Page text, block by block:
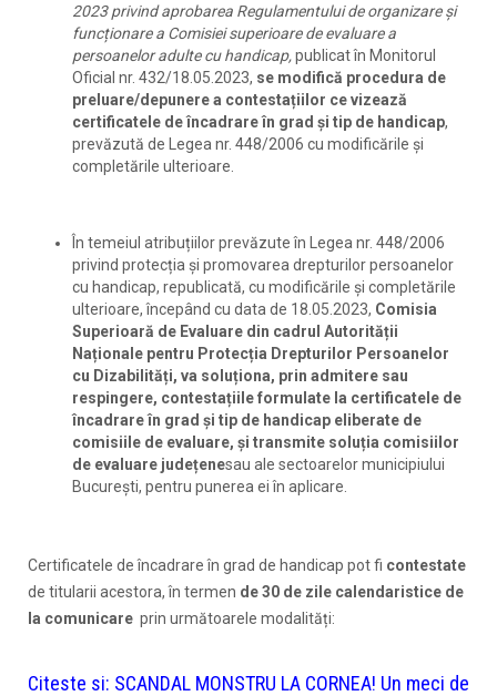
2023 privind aprobarea Regulamentului de organizare și
funcționare a Comisiei superioare de evaluare a
persoanelor adulte cu handicap,publicat în Monitorul
Oficial nr. 432/18.05.2023, se modifică procedura de
preluare/depunere a contestațiilor ce vizează
certificatele de încadrare în grad și tip de handicap,
prevăzută de Legea nr. 448/2006 cu modificările și
completările ulterioare.
În temeiul atribuțiilor prevăzute în Legea nr. 448/2006
privind protecția și promovarea drepturilor persoanelor
cu handicap, republicată, cu modificările și completările
ulterioare, începând cu data de 18.05.2023, Comisia
Superioară de Evaluare din cadrul Autorității
Naționale pentru Protecția Drepturilor Persoanelor
cu Dizabilități, va soluționa, prin admitere sau
respingere, contestațiile formulate la certificatele de
încadrare în grad și tip de handicap eliberate de
comisiile de evaluare, și transmite soluția comisiilor
de evaluare județenesau ale sectoarelor municipiului
București, pentru punerea ei în aplicare.
Certificatele de încadrare în grad de handicap pot fi contestate
de titularii acestora, în termen de 30 de zile calendaristice de
la comunicare prin următoarele modalități:
Citeste si: SCANDAL MONSTRU LA CORNEA! Un meci de